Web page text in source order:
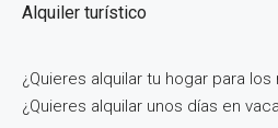
Alquiler turístico
¿Quieres alquilar tu hogar para
¿Quieres alquilar unos días en